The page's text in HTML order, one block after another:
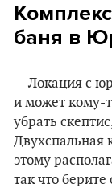
баня в
— Локация с
и может кому-
убрать
Двухспальная
этому
так что